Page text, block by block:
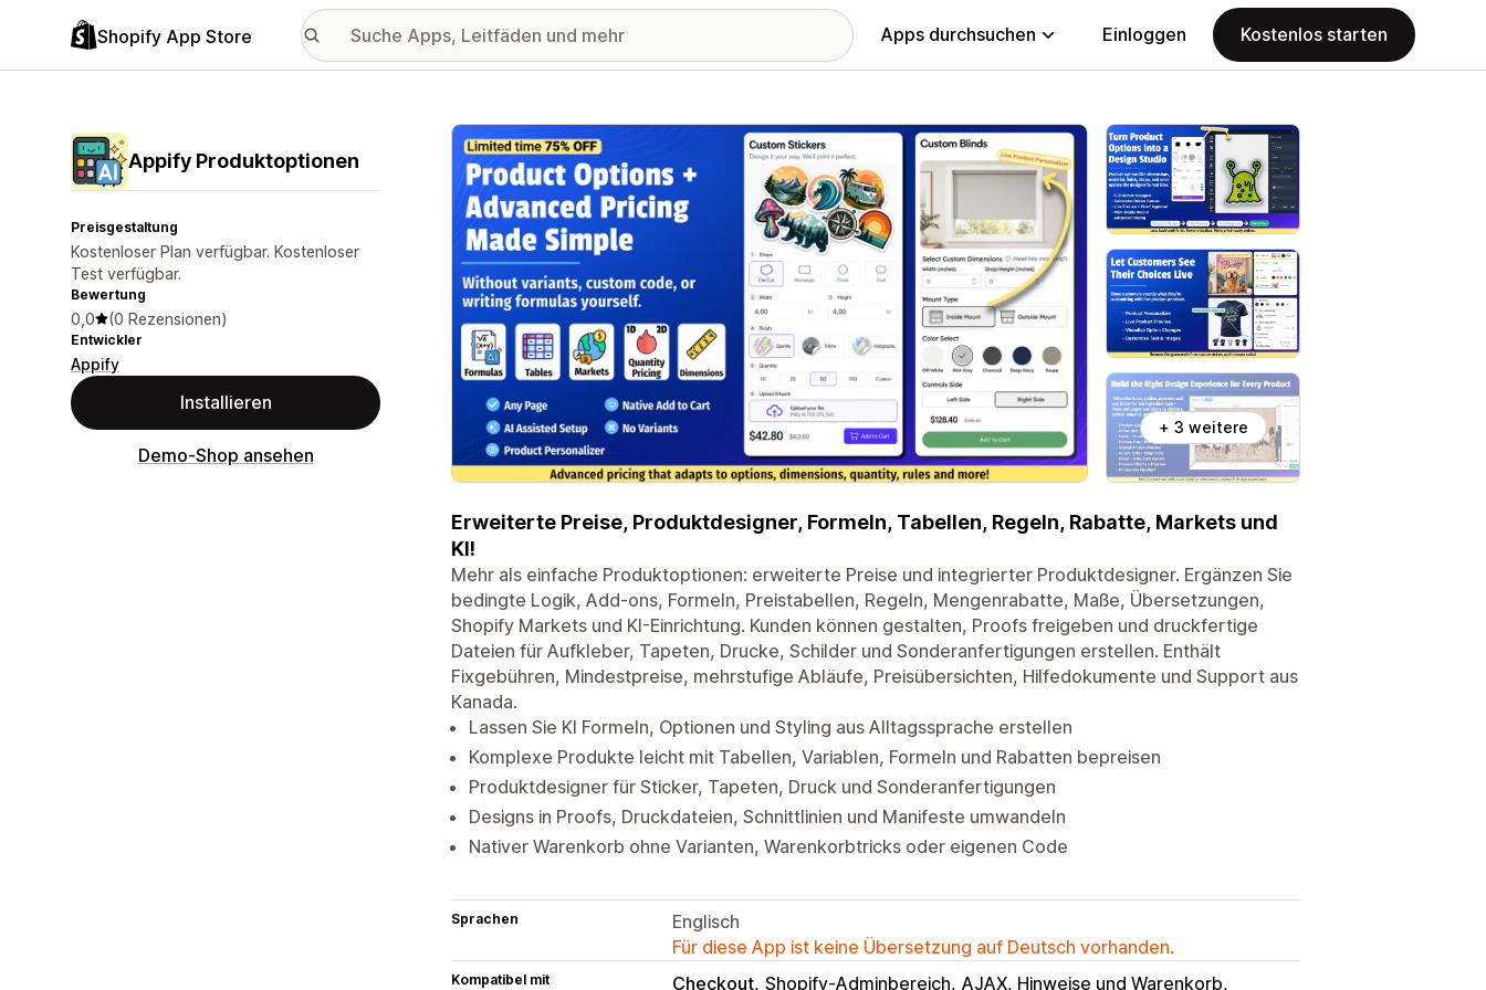
Shopify App Store Apps durchsuchen Einloggen Kostenlos starten
Appify Produktoptionen
Preisgestaltung
Kostenloser Plan verfügbar. Kostenloser
Test verfügbar.
Bewertung
0,0 (0 Rezensionen)
Entwickler
Appify
Installieren
Demo-Shop ansehen
Vorgestellte Bildergalerie
+ 3 weitere
Erweiterte Preise, Produktdesigner, Formeln, Tabellen, Regeln, Rabatte, Markets und
KI!
Mehr als einfache Produktoptionen: erweiterte Preise und integrierter Produktdesigner. Ergänzen Sie
bedingte Logik, Add-ons, Formeln, Preistabellen, Regeln, Mengenrabatte, Maße, Übersetzungen,
Shopify Markets und KI-Einrichtung. Kunden können gestalten, Proofs freigeben und druckfertige
Dateien für Aufkleber, Tapeten, Drucke, Schilder und Sonderanfertigungen erstellen. Enthält
Fixgebühren, Mindestpreise, mehrstufige Abläufe, Preisübersichten, Hilfedokumente und Support aus
Kanada.
Lassen Sie KI Formeln, Optionen und Styling aus Alltagssprache erstellen
Komplexe Produkte leicht mit Tabellen, Variablen, Formeln und Rabatten bepreisen
Produktdesigner für Sticker, Tapeten, Druck und Sonderanfertigungen
Designs in Proofs, Druckdateien, Schnittlinien und Manifeste umwandeln
Nativer Warenkorb ohne Varianten, Warenkorbtricks oder eigenen Code
Sprachen
Englisch
Für diese App ist keine Übersetzung auf Deutsch vorhanden.
Kompatibel mit Checkout Shopify-Adminbereich AJAX, Hinweise und Warenkorb